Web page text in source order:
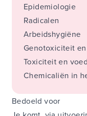
Epidemiologie
Radicalen
Arbeidshygiëne
Genotoxiciteit
Toxiciteit en
Chemicaliën in
Bedoeld voor